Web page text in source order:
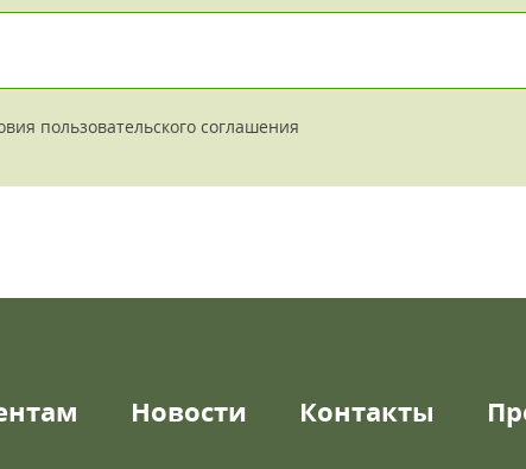
пользовательского соглашения
Новости Контакты